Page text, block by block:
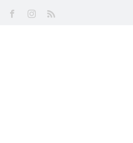
FacebookInstagram